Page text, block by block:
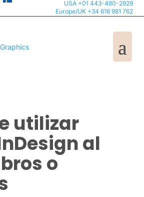
USA +01 443-480-2929
Europe/UK +34 616 981 762
utilizar
al
o